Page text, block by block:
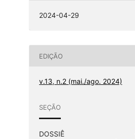
2024-04-29
EDIÇÃO
v.13, n.2 (mai./ago. 2024)
SEÇÃO
DOSSIÊ